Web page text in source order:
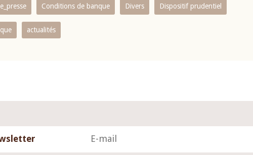
Conditions de banque Divers Dispositif prudentiel
actualités